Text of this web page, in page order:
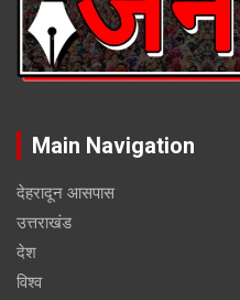
Main Navigation
देहरादून आसपास
उत्तराखंड
देश
विश्व